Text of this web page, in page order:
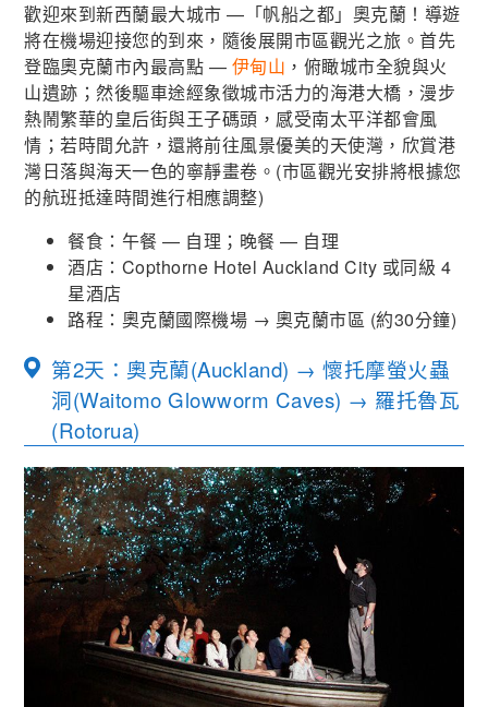
歡迎來到新西蘭最大城市 —「帆船之都」奧克蘭！導遊
將在機場迎接您的到來，隨後展開市區觀光之旅。首先
登臨奧克蘭市內最高點 — 伊甸山 ，俯瞰城市全貌與火
山遺跡；然後驅車途經象徵城市活力的海港大橋，漫步
熱鬧繁華的皇后街與王子碼頭，感受南太平洋都會風
情；若時間允許，還將前往風景優美的天使灣，欣賞港
灣日落與海天一色的寧靜畫卷。(市區觀光安排將根據您
的航班抵達時間進行相應調整)
餐食：午餐 — 自理；晚餐 — 自理
酒店：Copthorne Hotel Auckland City 或同級 4
星酒店
路程：奧克蘭國際機場 → 奧克蘭市區 (約30分鐘)
第2天：奧克蘭(Auckland) → 懷托摩螢火蟲
洞(Waitomo Glowworm Caves) → 羅托魯瓦
(Rotorua)